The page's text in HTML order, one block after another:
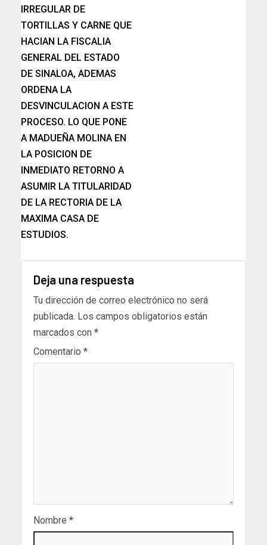
IRREGULAR DE
TORTILLAS Y CARNE QUE
HACIAN LA FISCALIA
GENERAL DEL ESTADO
DE SINALOA, ADEMAS
ORDENA LA
DESVINCULACION A ESTE
PROCESO. LO QUE PONE
A MADUEÑA MOLINA EN
LA POSICION DE
INMEDIATO RETORNO A
ASUMIR LA TITULARIDAD
DE LA RECTORIA DE LA
MAXIMA CASA DE
ESTUDIOS.
Deja una respuesta
Tu dirección de correo electrónico no será
publicada. Los campos obligatorios están
marcados con *
Comentario *
Nombre *